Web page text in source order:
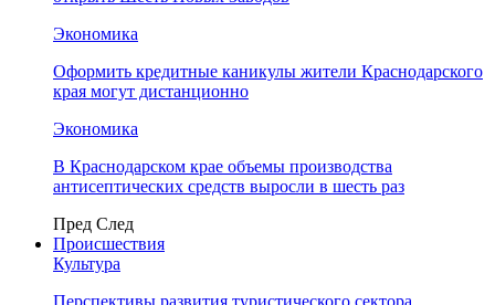
Экономика
Оформить кредитные каникулы жители Краснодарского
края могут дистанционно
Экономика
В Краснодарском крае объемы производства
антисептических средств выросли в шесть раз
Пред След
Происшествия
Культура
Перспективы развития туристического сектора